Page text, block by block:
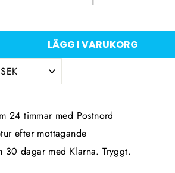
LÄGG I VARUKORG
24 timmar med Postnord
efter mottagande
30 dagar med Klarna. Tryggt.